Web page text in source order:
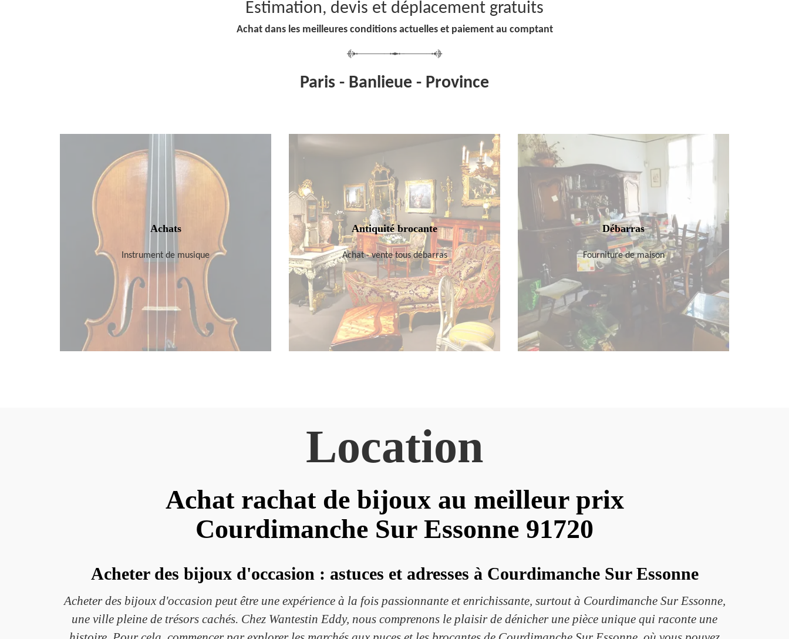
Estimation, devis et déplacement gratuits
Achat dans les meilleures conditions actuelles et paiement au comptant
Paris - Banlieue - Province
Achats
Instrument de musique
Antiquité brocante
Achat - vente tous débarras
Débarras
Fourniture de maison
Achat rachat de bijoux au meilleur prix
Courdimanche Sur Essonne 91720
Location
Acheter des bijoux d'occasion : astuces et adresses à Courdimanche Sur Essonne
Acheter des bijoux d'occasion peut être une expérience à la fois passionnante et enrichissante, surtout à Courdimanche Sur Essonne,
une ville pleine de trésors cachés. Chez Wantestin Eddy, nous comprenons le plaisir de dénicher une pièce unique qui raconte une